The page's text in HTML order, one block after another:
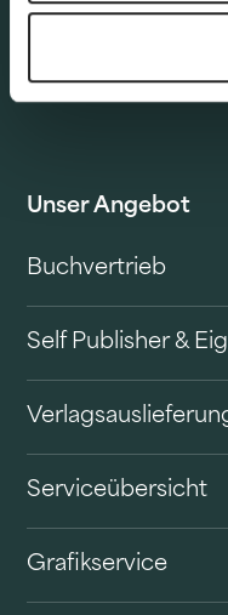
Unser Angebot
Buchvertrieb
Self Publisher &
Serviceübersicht
Grafikservice